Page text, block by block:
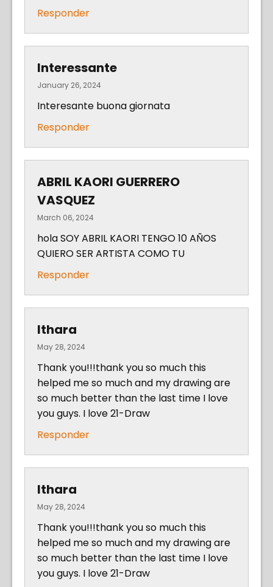
Responder
Interessante
January 26, 2024
Interesante buona giornata
Responder
ABRIL KAORI GUERRERO
VASQUEZ
March 06, 2024
hola SOY ABRIL KAORI TENGO 10 AÑOS
QUIERO SER ARTISTA COMO TU
Responder
Ithara
May 28, 2024
Thank you!!!thank you so much this
helped me so much and my drawing are
so much better than the last time I love
you guys. I love 21-Draw
Responder
Ithara
May 28, 2024
Thank you!!!thank you so much this
helped me so much and my drawing are
so much better than the last time I love
you guys. I love 21-Draw